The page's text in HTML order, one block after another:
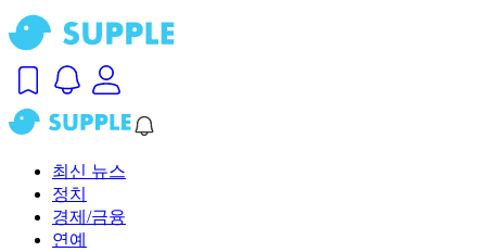
최신 뉴스
정치
경제/금융
연예